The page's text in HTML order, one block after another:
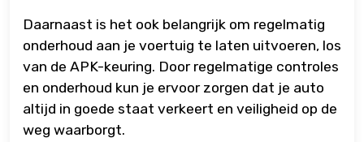
Daarnaast is het ook belangrijk om regelmatig
onderhoud aan je voertuig te laten uitvoeren, los
van de APK-keuring. Door regelmatige controles
en onderhoud kun je ervoor zorgen dat je auto
altijd in goede staat verkeert en veiligheid op de
weg waarborgt.